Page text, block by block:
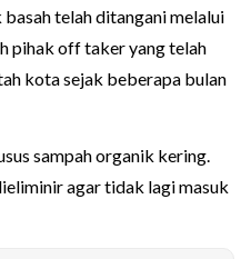
telah ditangani melalui
pihak off taker yang telah
kota sejak beberapa bulan
sampah organik kering.
agar tidak lagi masuk